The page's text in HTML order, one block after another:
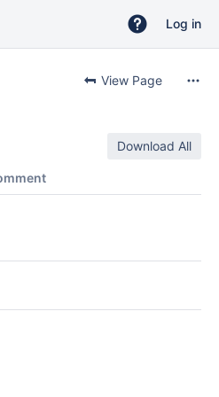
Log in
View Page
Download All